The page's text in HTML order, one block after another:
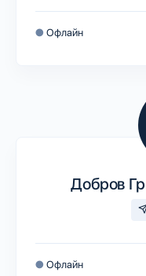
● Офлайн
Добров
● Офлайн